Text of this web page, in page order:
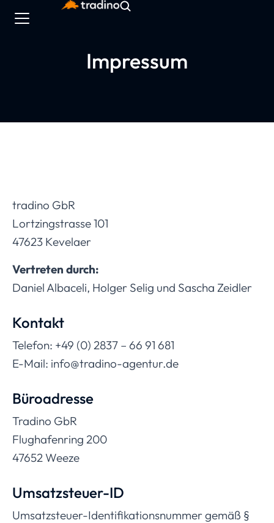
Impressum
tradino GbR
Lortzingstrasse 101
47623 Kevelaer
Vertreten durch:
Daniel Albaceli, Holger Selig und Sascha Zeidler
Kontakt
Telefon: +49 (0) 2837 – 66 91 681
E-Mail: info@tradino-agentur.de
Büroadresse
Tradino GbR
Flughafenring 200
47652 Weeze
Umsatzsteuer-ID
Umsatzsteuer-Identifikationsnummer gemäß §